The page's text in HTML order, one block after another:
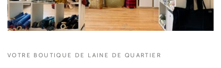
VOTRE BOUTIQUE DE LAINE DE QUARTIER